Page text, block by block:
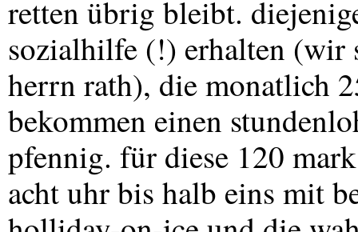
retten übrig bleibt.
sozialhilfe (!) erhalten (wir
herrn rath), die monatlich
bekommen einen
pfennig. für diese 120
acht uhr bis halb eins mit